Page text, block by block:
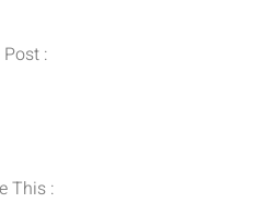
:
This :